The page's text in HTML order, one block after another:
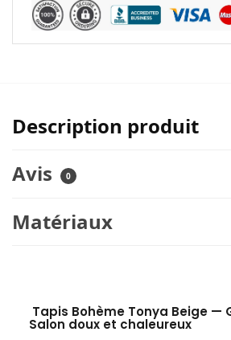
Description produit
Avis
0
Matériaux
Tapis Bohème Tonya Beige —
Salon doux et chaleureux